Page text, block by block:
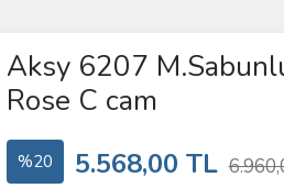
Aksy 6207
Rose C cam
%20 5.568,00 TL